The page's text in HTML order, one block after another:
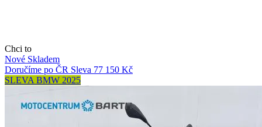
Chci to
Nové Skladem
Doručíme po ČR Sleva 77 150 Kč
SLEVA BMW 2025